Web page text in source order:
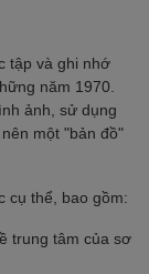
tập và ghi nhớ
năm 1970.
ảnh, sử dụng
một "bản đồ"
cụ thể, bao gồm:
trung tâm của sơ